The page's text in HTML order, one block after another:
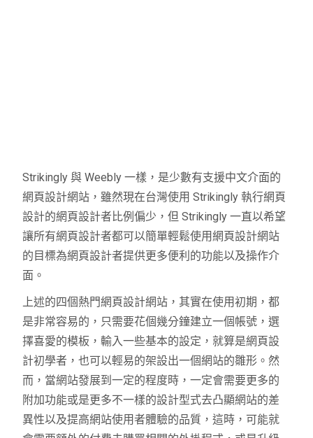
Strikingly 與 Weebly 一樣，是少數有支援中文介面的
網頁設計網站，雖然現在台灣使用 Strikingly 執行網頁
設計的網頁設計者比例偏少，但 Strikingly 一直以希望
讓所有網頁設計者都可以簡單輕鬆使用網頁設計網站
的目標為網頁設計者提供更多便利的功能以及操作介
面。
上述的四個熱門網頁設計網站，其實在使用初期，都
是非常容易的，只需要花個幾分鐘建立一個帳號，選
擇喜愛的模板，輸入一些基本的設定，就算是網頁設
計初學者，也可以輕易的架設出一個網站的雛形。然
而，當網站發展到一定的程度時，一定會需要更多的
附加功能或是更多不一樣的設計型式去凸顯網站的差
異性以及提高網站使用者體驗的品質，這時，可能就